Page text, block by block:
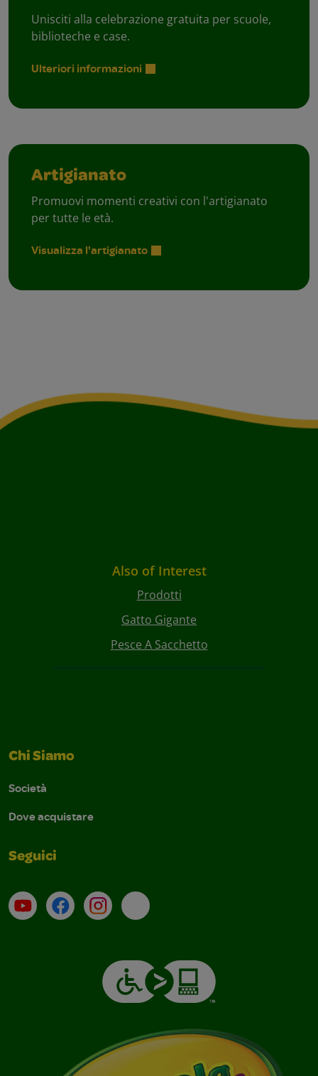
Unisciti alla celebrazione gratuita per scuole,
biblioteche e case.
Ulteriori informazioni
Artigianato
Promuovi momenti creativi con l'artigianato
per tutte le età.
Visualizza l'artigianato
Also of Interest
Prodotti
Gatto Gigante
Pesce A Sacchetto
Chi Siamo
Società
Dove acquistare
Seguici
Su YouTube
ContattiProfilo Instagram
Email